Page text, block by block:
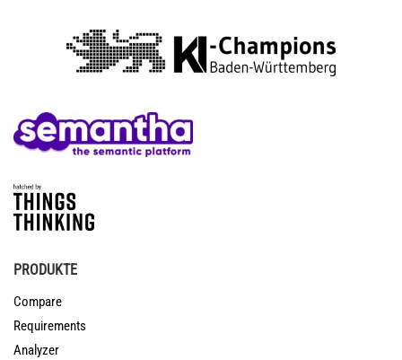
PRODUKTE
Compare
Requirements
Analyzer